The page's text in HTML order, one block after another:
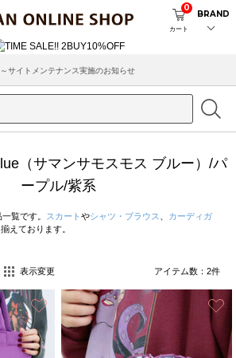
カート
0
BRAND
サイトメンテナンス実施のお知らせ
（サマンサモスモス ブルー）/パ
ープル/紫系
覧です。 スカート やシャツ・ブラウス
カーディガ
えております。
表示変更 アイテム数： 2件
お気に入り